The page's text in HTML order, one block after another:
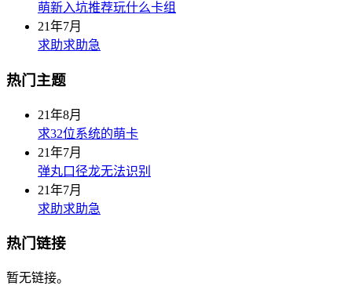
萌新入坑推荐玩什么卡组
21年7月
求助求助急
热门主题
21年8月
求32位系统的萌卡
21年7月
弹丸口径龙无法识别
21年7月
求助求助急
热门链接
暂无链接。